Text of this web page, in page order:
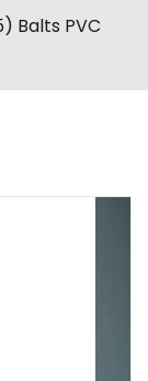
Balts PVC